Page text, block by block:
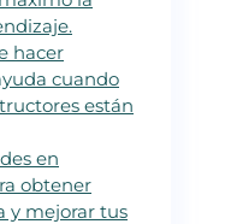
hacer
cuando
están
en
obtener
y mejorar tus